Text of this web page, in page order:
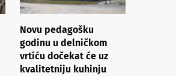
Novu pedagošku
godinu u delničkom
vrtiću dočekat će uz
kvalitetniju kuhinju